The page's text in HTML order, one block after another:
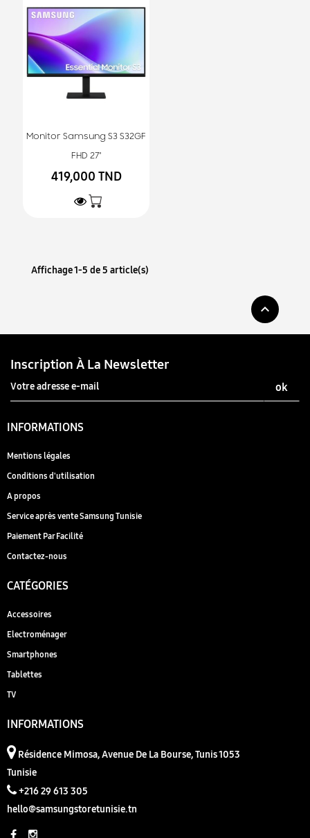
Monitor Samsung S3 S32GF
FHD 27"
419,000 TND
Affichage 1-5 de 5 article(s)

Inscription À La Newsletter
INFORMATIONS
Mentions légales
Conditions d'utilisation
A propos
Service après vente Samsung Tunisie
Paiement Par Facilité
Contactez-nous
CATÉGORIES
Accessoires
Electroménager
Smartphones
Tablettes
TV
INFORMATIONS
Résidence Mimosa, Avenue De La Bourse, Tunis 1053
Tunisie
+216 29 613 305
hello@samsungstoretunisie.tn